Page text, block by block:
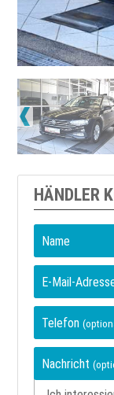
HÄNDLER
Name
E-Mail-
Telefon
Nachricht